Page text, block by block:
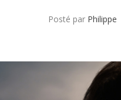
Posté par Philippe